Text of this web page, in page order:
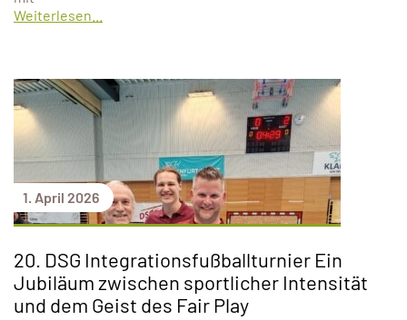
Weiterlesen...
1. April 2026
20. DSG Integrationsfußballturnier Ein
Jubiläum zwischen sportlicher Intensität
und dem Geist des Fair Play